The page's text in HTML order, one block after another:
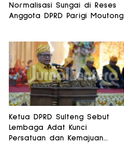
Normalisasi Sungai di Reses
Anggota DPRD Parigi Moutong
Ketua DPRD Sulteng Sebut
Lembaga Adat Kunci
Persatuan dan Kemajuan